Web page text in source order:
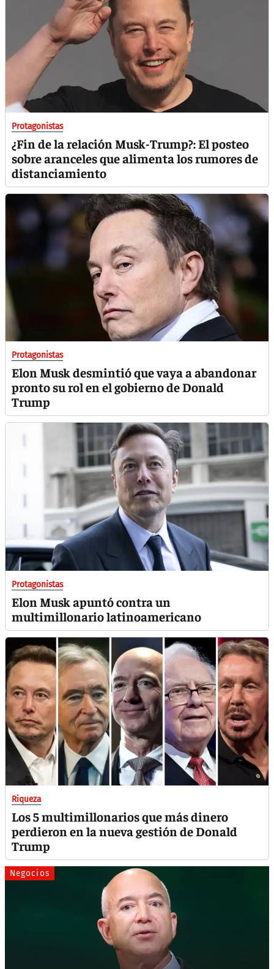
Protagonistas
¿Fin de la relación Musk-Trump?: El posteo
sobre aranceles que alimenta los rumores de
distanciamiento
Protagonistas
Elon Musk desmintió que vaya a abandonar
pronto su rol en el gobierno de Donald
Trump
Protagonistas
Elon Musk apuntó contra un
multimillonario latinoamericano
Riqueza
Los 5 multimillonarios que más dinero
perdieron en la nueva gestión de Donald
Trump
Negocios